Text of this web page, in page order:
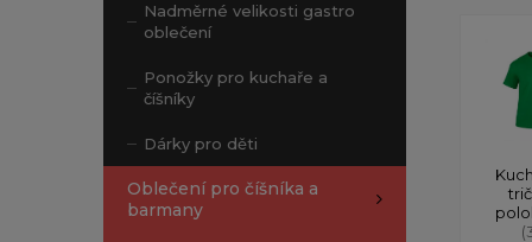
Nadměrné velikosti gastro
oblečení
Ponožky pro kuchaře a
číšníky
Dárky pro děti
Oblečení pro číšníka a
barmany